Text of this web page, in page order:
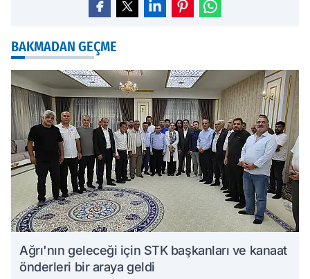
BAKMADAN GEÇME
Ağrı'nın geleceği için STK başkanları ve kanaat
önderleri bir araya geldi